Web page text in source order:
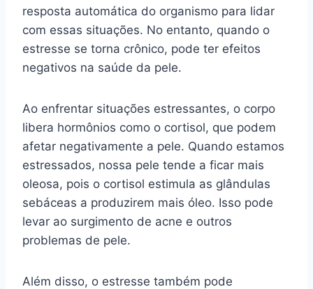
resposta automática do organismo para lidar
com essas situações. No entanto, quando o
estresse se torna crônico, pode ter efeitos
negativos na saúde da pele.
Ao enfrentar situações estressantes, o corpo
libera hormônios como o cortisol, que podem
afetar negativamente a pele. Quando estamos
estressados, nossa pele tende a ficar mais
oleosa, pois o cortisol estimula as glândulas
sebáceas a produzirem mais óleo. Isso pode
levar ao surgimento de acne e outros
problemas de pele.
Além disso, o estresse também pode